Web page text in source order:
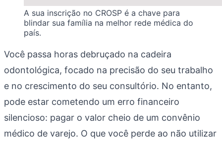
A sua inscrição no CROSP é a chave para
blindar sua família na melhor rede médica do
país.
Você passa horas debruçado na cadeira
odontológica, focado na precisão do seu trabalho
e no crescimento do seu consultório. No entanto,
pode estar cometendo um erro financeiro
silencioso: pagar o valor cheio de um convênio
médico de varejo. O que você perde ao não utilizar